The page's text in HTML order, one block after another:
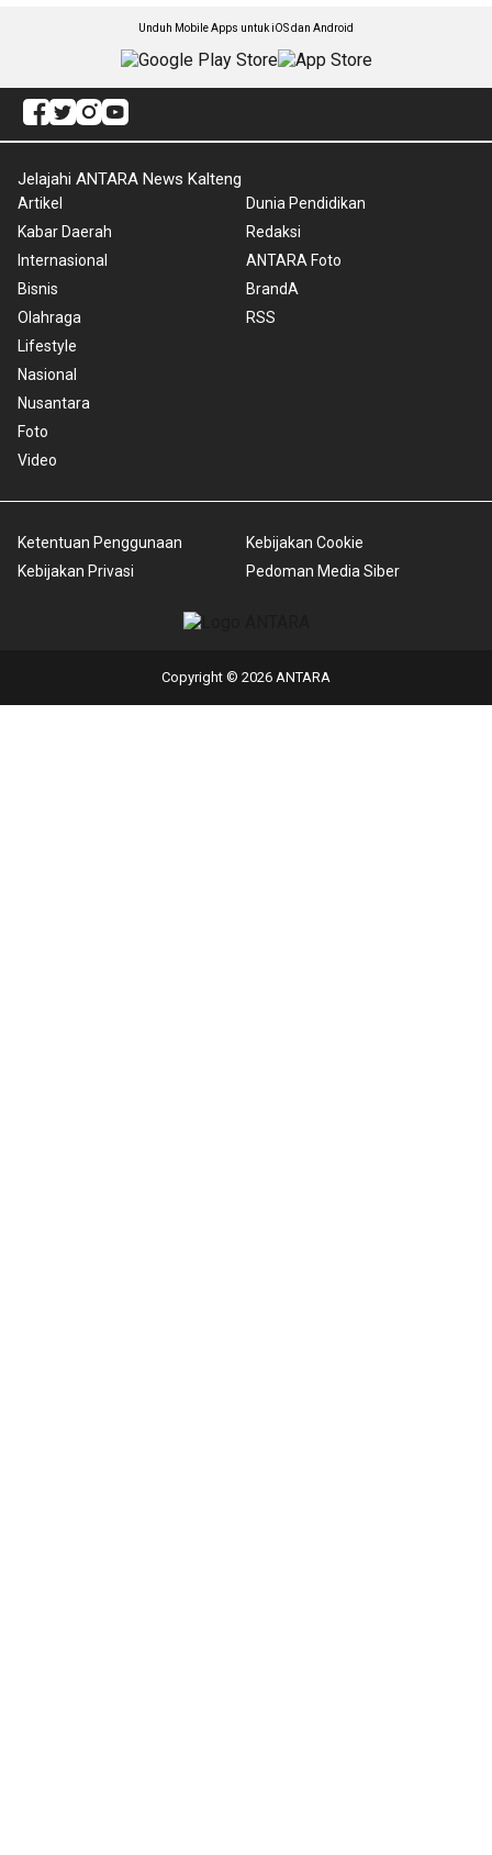
Unduh Mobile Apps untuk iOS dan Android
Jelajahi ANTARA News Kalteng
Artikel
Kabar Daerah
Internasional
Bisnis
Olahraga
Lifestyle
Nasional
Nusantara
Foto
Video
Dunia Pendidikan
Redaksi
ANTARA Foto
BrandA
RSS
Ketentuan Penggunaan
Kebijakan Privasi
Kebijakan Cookie
Pedoman Media Siber
Copyright © 2026 ANTARA